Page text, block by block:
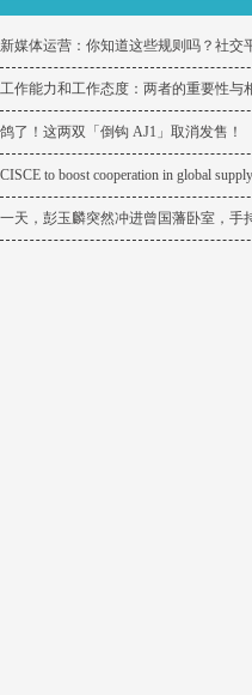
鸽了！这两双「倒钩 AJ1」取消发售！